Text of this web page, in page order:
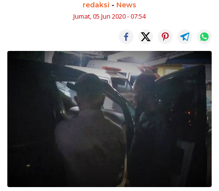
redaksi - News
Jumat, 05 Jun 2020 - 07:54